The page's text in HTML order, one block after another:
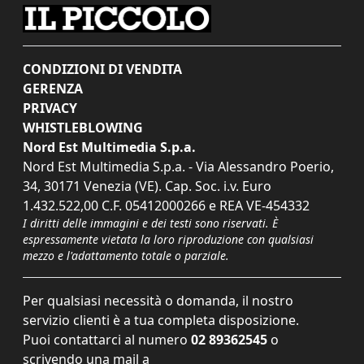
CONDIZIONI DI VENDITA
GERENZA
PRIVACY
WHISTLEBLOWING
Nord Est Multimedia S.p.a.
Nord Est Multimedia S.p.a. - Via Alessandro Poerio,
34, 30171 Venezia (VE). Cap. Soc. i.v. Euro
1.432.522,00 C.F. 05412000266 e REA VE-454332
I diritti delle immagini e dei testi sono riservati. È
espressamente vietata la loro riproduzione con qualsiasi
mezzo e l'adattamento totale o parziale.
Per qualsiasi necessità o domanda, il nostro
servizio clienti è a tua completa disposizione.
Puoi contattarci al numero 02 89362545 o
scrivendo una mail a